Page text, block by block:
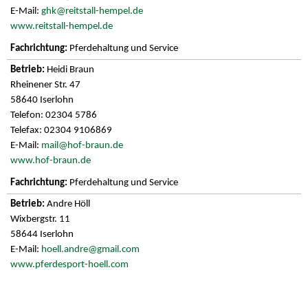
E-Mail: ghk@reitstall-hempel.de
www.reitstall-hempel.de
Pferdehaltung und Service
Heidi Braun
Rheinener Str. 47
58640 Iserlohn
Telefon: 02304 5786
Telefax: 02304 9106869
E-Mail: mail@hof-braun.de
www.hof-braun.de
Pferdehaltung und Service
Andre Höll
Wixbergstr. 11
58644 Iserlohn
E-Mail: hoell.andre@gmail.com
www.pferdesport-hoell.com